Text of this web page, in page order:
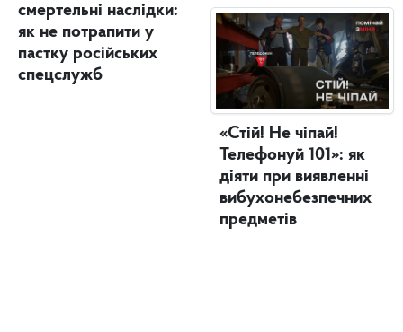
смертельні наслідки:
як не потрапити у
пастку російських
спецслужб
«Стій! Не чіпай!
Телефонуй 101»: як
діяти при виявленні
вибухонебезпечних
предметів